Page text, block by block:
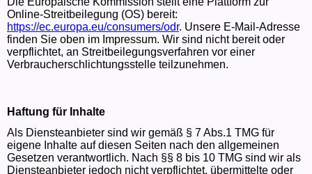
Online-Streitbeilegung (OS) bereit:
https://ec.europa.eu/consumers/odr. Unsere E-Mail-Adresse
finden Sie oben im Impressum. Wir sind nicht bereit oder
verpflichtet, an Streitbeilegungsverfahren vor einer
Verbraucherschlichtungsstelle teilzunehmen.
Haftung für Inhalte
Als Diensteanbieter sind wir gemäß § 7 Abs.1 TMG für
eigene Inhalte auf diesen Seiten nach den allgemeinen
Gesetzen verantwortlich. Nach §§ 8 bis 10 TMG sind wir als
Diensteanbieter jedoch nicht verpflichtet, übermittelte oder